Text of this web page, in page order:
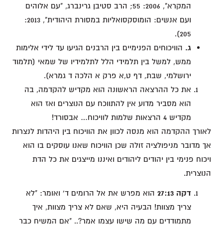
המקרא", 2006: 55; הרב סטיבן גרינברג, "עם אלוהים
ועם אנשים: הומוסקסואליות במסורת היהודית", 2013:
205).
ג. הוויכוחים הפנימיים בין הרבנים הגיעו עד לידי אלימות
ממש, למשל בין תלמידי הלל לתלמידיו של שמאי (תלמוד
ירושלמי, שבת, דף ט,א פרק א הלכה ד גמרא).
את כל ההרצאה הראשונה הוא מקדיש להקדמה, בה
הוא מסביר מדוע אין להתווכח עם הנוצרים ואז הוא
מקדיש 4 הרצאות שלמות לוויכוח… אבסורד!
לאורך ההקדמה הוא מנסה לכוון את הוויכוח בין היהדות לנצרות
אך מדובר מניפולציה זולה שכן הוויכוח שאנו עוסקים בו הוא
ויכוח פנימי בין יהודים ליהודים ואיננו מייצגים את כל הדת
הנוצרית.
דקה 27:13
הוא מפרש את אל הרומים ד' ואומר: "לא
צריך מצוות! הבעיה היא, שאם לא צריך מצוות, איך
מתמודדים עם מה שישו עצמו אמר?.. "אם המשיח כבר